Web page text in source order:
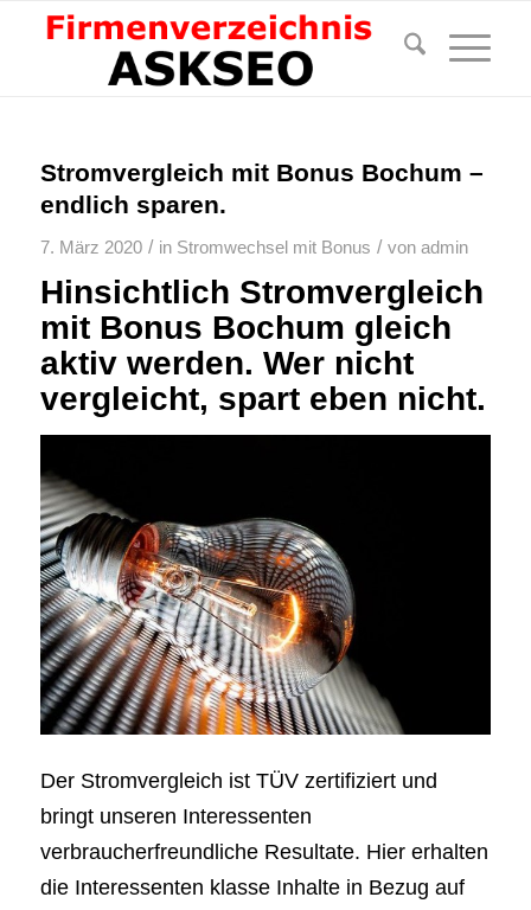
Stromvergleich mit Bonus Bochum –
endlich sparen.
7. März 2020 / in Stromwechsel mit Bonus / von admin
Hinsichtlich Stromvergleich
mit Bonus Bochum gleich
aktiv werden. Wer nicht
vergleicht, spart eben nicht.
Der Stromvergleich ist TÜV zertifiziert und
bringt unseren Interessenten
verbraucherfreundliche Resultate. Hier erhalten
die Interessenten klasse Inhalte in Bezug auf